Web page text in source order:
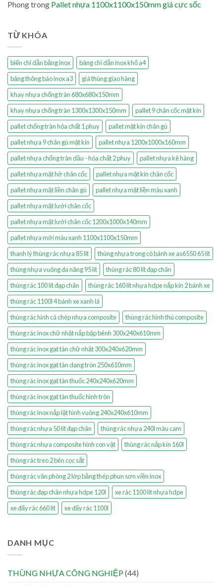
Phongtrong Pallet nhựa 1100x1100x150mm giá cực sốc
TỪ KHÓA
biển chỉ dẫn bằng inox
bảng chỉ dẫn inox khổ a4
bảng thông báo inox a3
giá thùng giao hàng
khay nhựa chống tràn 680x680x150mm
khay nhựa chống tràn 1300x1300x150mm
pallet 9 chân cốc mặt kín
pallet chống tràn hóa chất 1 phuy
pallet mặt kín chân gù
pallet nhựa 9 chân gù mặt kín
pallet nhựa 1200x1000x160mm
pallet nhựa chống tràn dầu - hóa chất 2 phuy
pallet nhựa kê hàng
pallet nhựa mặt hở chân cốc
pallet nhựa mặt kín chân cốc
pallet nhựa mặt liền chân gù
pallet nhựa mặt liền màu xanh
pallet nhựa mặt lưới chân cốc
pallet nhựa mặt lưới chân cốc 1200x1000x140mm
pallet nhựa mới màu xanh 1100x1100x150mm
thanh lý thùng rác nhựa 85 lít
thùng nhựa trong có bánh xe as6550 65 lít
thùng nhựa vuông đa năng 95 lít
thùng rác 80 lít đạp chân
thùng rác 100 lít đạp chân
thùng rác 160 lít nhựa hdpe nắp kín 2 bánh xe
thùng rác 1100l 4 bánh xe xanh lá
thùng rác hình cá chép nhựa composite
thùng rác hình thú composite
thùng rác inox chữ nhật nắp bập bênh 300x240x610mm
thùng rác inox gạt tàn chữ nhật 300x240x620mm
thùng rác inox gạt tàn dạng tròn 250x610mm
thùng rác inox gạt tàn thuốc 240x240x620mm
thùng rác inox gạt tàn thuốc hình tròn
thùng rác inox nắp lật hình vuông 240x240x610mm
thùng rác nhựa 50 lít đạp chân
thùng rác nhựa 240l màu cam
thùng rác nhựa composite hình con vật
thùng rác nắp kín 160l
thùng rác treo 2 bên cọc sắt
thùng rác văn phòng 2 lớp bằng thép phun sơn viền inox
thùng rác đạp chân nhựa hdpe 120l
xe rác 1100 lít nhựa hdpe
xe đẩy rác 660 lít
xe đẩy rác 1100l
DANH MỤC
THÙNG NHỰA CÔNG NGHIỆP(44)